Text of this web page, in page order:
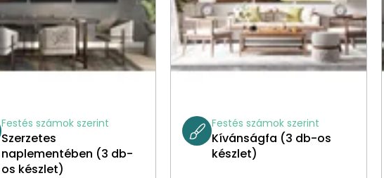
Festés számok szerint
Szerzetes
naplementében (3 db-
os készlet)
Festés számok szerint
Kívánságfa (3 db-os
készlet)